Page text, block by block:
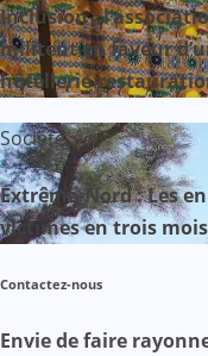
Inclusion :
militent en faveur
hôtellerie-
Société
Extrême-Nord : Les
victimes en trois mois
Contactez-nous
Envie de faire